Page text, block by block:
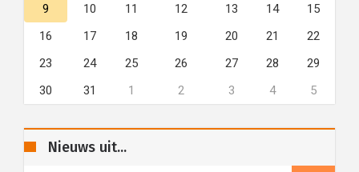
9
10 11 12 13 14
15
16
17 18 19 20 21
22
23
24 25 26 27 28
29
30
31 1 2 3 4 5
Nieuws uit...